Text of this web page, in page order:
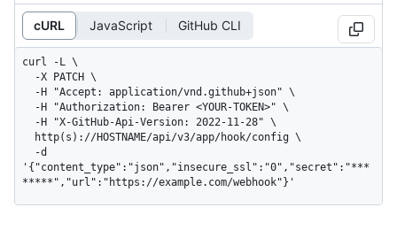
cURL JavaScript GitHub CLI
curl -L \
'{"content_type":"json","insecure_ssl":"0","secret":"***
*****","url":"https://example.com/webhook"}'